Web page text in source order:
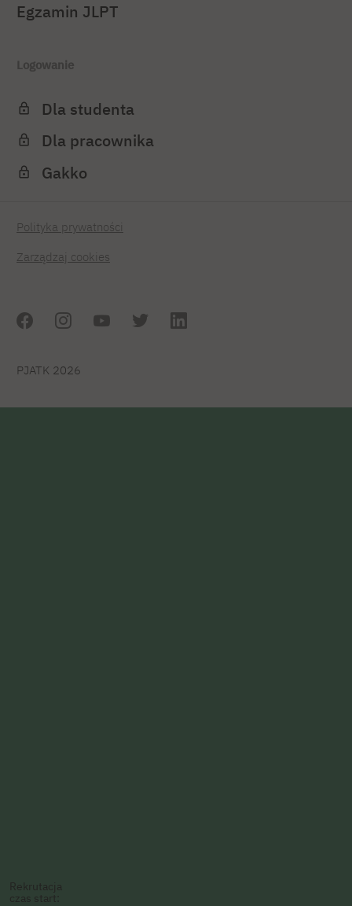
Rekrutacja
czas start:
Egzamin JLPT
Logowanie
Dla studenta
Dla pracownika
Gakko
Polityka prywatności
Zarządzaj cookies
PJATK 2026